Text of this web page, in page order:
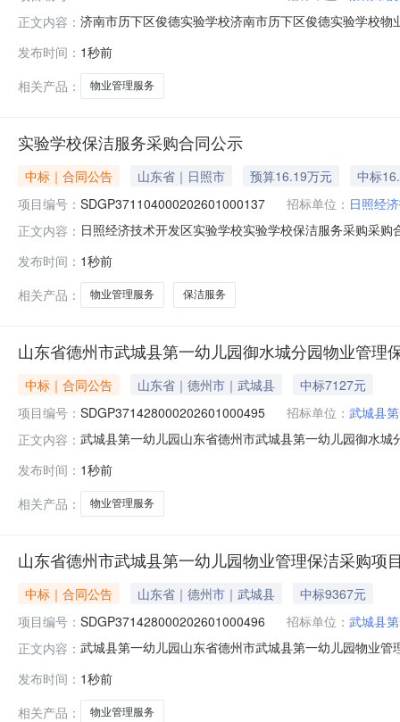
正文内容： 济南市历下区俊德实验学校济南市历下区俊德实验学校
校地址：历下区辛河路1399号联系方式：0531-
发布时间： 1秒前
相关产品：
物业管理服务
实验学校保洁服务采购合同公示
中标｜合同公告 山东省｜日照市 预算16.19万元
中标
项目编号： SDGP371104000202601000137 招标单位： 日照经
正文内容： 日照经济技术开发区实验学校实验学校保洁服务采购采
方）：日照市新帆物业服务有限公司地址：山东省日照
发布时间： 1秒前
相关产品：
物业管理服务 保洁服务
山东省德州市武城县第一幼儿园御水城分园物业管理
中标｜合同公告 山东省｜德州市｜武城县
中标7127元
项目编号： SDGP371428000202601000495 招标单位： 武城县
正文内容： 武城县第一幼儿园山东省德州市武城县第一幼儿园御水
管理保洁采购项目五、合同主体采购人：武城县第一幼
发布时间： 1秒前
相关产品：
物业管理服务
山东省德州市武城县第一幼儿园物业管理保洁采购项
中标｜合同公告 山东省｜德州市｜武城县
中标9367元
项目编号： SDGP371428000202601000496 招标单位： 武城县
正文内容： 武城县第一幼儿园山东省德州市武城县第一幼儿园物业
购人：武城县第一幼儿园地址：联系方式：
发布时间： 1秒前
相关产品：
物业管理服务